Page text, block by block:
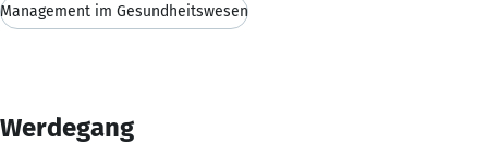
Management im Gesundheitswesen
Werdegang